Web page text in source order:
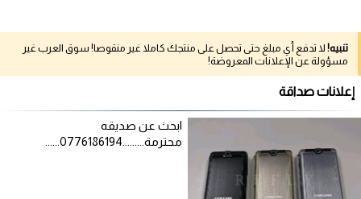
تنبيه! لا تدفع أي مبلغ حتى تحصل على منتجك كاملا غير منقوصا! سوق العرب غير
مسؤولة عن الإعلانات المعروضة!
إعلانات صداقة
ابحث عن صديقه
محترمة.........0776186194......